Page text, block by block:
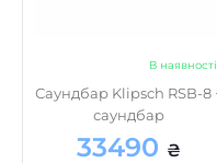
Саундбар Klipsch RSB-8 +
33490